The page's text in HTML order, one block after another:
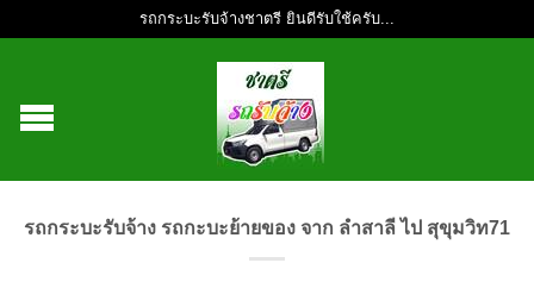
รถกระบะรับจ้างชาตรี ยินดีรับใช้ครับ...
รถกระบะรับจ้าง รถกะบะย้ายของ จาก ลำสาลี ไป สุขุมวิท71